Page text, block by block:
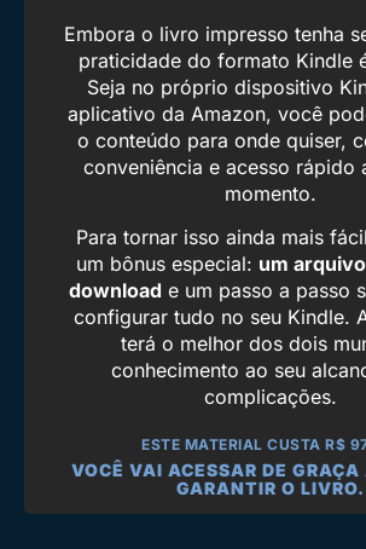
Embora o livro impresso tenha
praticidade do formato Kindle
Seja no próprio dispositivo
aplicativo da Amazon, você
o conteúdo para onde quiser,
conveniência e acesso rápido
momento.
Para tornar isso ainda mais
um bônus especial: um
download e um passo a passo
configurar tudo no seu Kindle.
terá o melhor dos dois
conhecimento ao seu
complicações.
ESTE MATERIAL CUSTA R$
VOCÊ VAI ACESSAR DE GRAÇA
GARANTIR O LIVRO.